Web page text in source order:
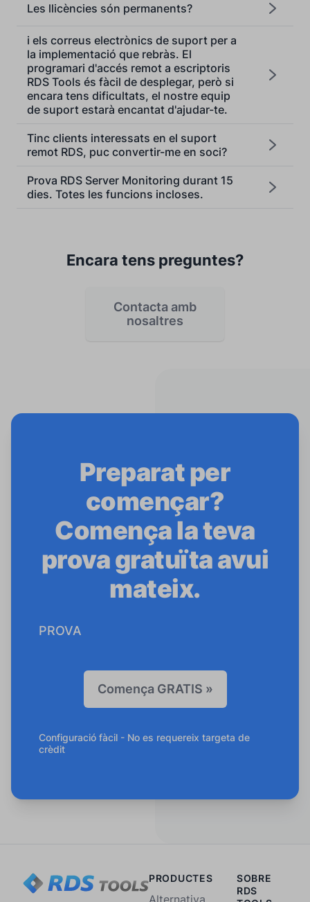
Les llicències són permanents?
i els correus electrònics de suport per a
la implementació que rebràs. El
programari d'accés remot a escriptoris
RDS Tools és fàcil de desplegar, però si
encara tens dificultats, el nostre equip
de suport estarà encantat d'ajudar-te.
Tinc clients interessats en el suport
remot RDS, puc convertir-me en soci?
Prova RDS Server Monitoring durant 15
dies. Totes les funcions incloses.
Encara tens preguntes?
Contacta amb
nosaltres
Preparat per
començar?
Comença la teva
prova gratuïta avui
mateix.
PROVA
Comença GRATIS »
Configuració fàcil - No es requereix targeta de
crèdit
PRODUCTES
Alternativa
SOBRE
RDS